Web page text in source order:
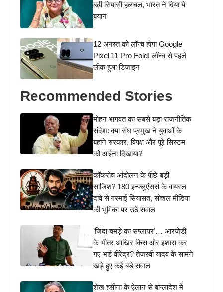
बढ़ी सियासी हलचल, भारत ने दिया ये
बयान
12 अगस्त को लॉन्च होगा Google
Pixel 11 Pro Fold! लॉन्च से पहले
लीक हुआ डिजाइन
Recommended Stories
मोहन भागवत का सबसे बड़ा राजनीतिक
संदेश: क्या संघ प्रमुख ने युवाओं के
बहाने सरकार, विपक्ष और पूरे सिस्टम
को आईना दिखाया?
कॉकरोच आंदोलन के पीछे बड़ी
साजिश? 180 इन्फ्लुएंसर्स के वायरल
दावे से गरमाई सियासत, सोशल मीडिया
की भूमिका पर उठे सवाल
‘जिंदा चमड़े का सप्लायर’… आरजेडी
के भीतर आखिर किस ओर इशारा कर
गए भाई वीरेंद्र? तेजस्वी यादव के सामने
खड़े हुए कई बड़े सवाल
शेख हसीना के ऐलान से बांग्लादेश में